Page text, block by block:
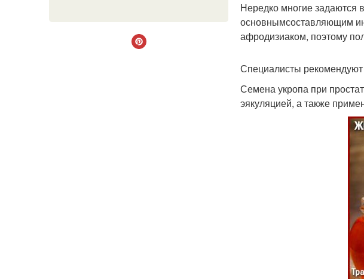
Нередко многие задаются
основнымсоставляющим
афродизиаком, поэтому
Специалисты
Семена укропа при
эякуляцией, а также